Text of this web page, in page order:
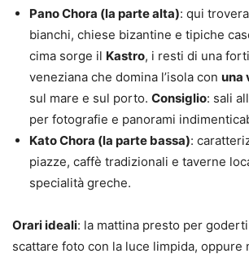
Pano Chora (la parte alta): qui
bianchi, chiese bizantine e tipiche
cima sorge il Kastro, i resti di una
veneziana che domina l’isola con una
sul mare e sul porto. Consiglio: sali
per fotografie e panorami
Kato Chora (la parte bassa):
piazze, caffè tradizionali e taverne
specialità greche.
Orari ideali: la mattina presto per
scattare foto con la luce limpida, oppure